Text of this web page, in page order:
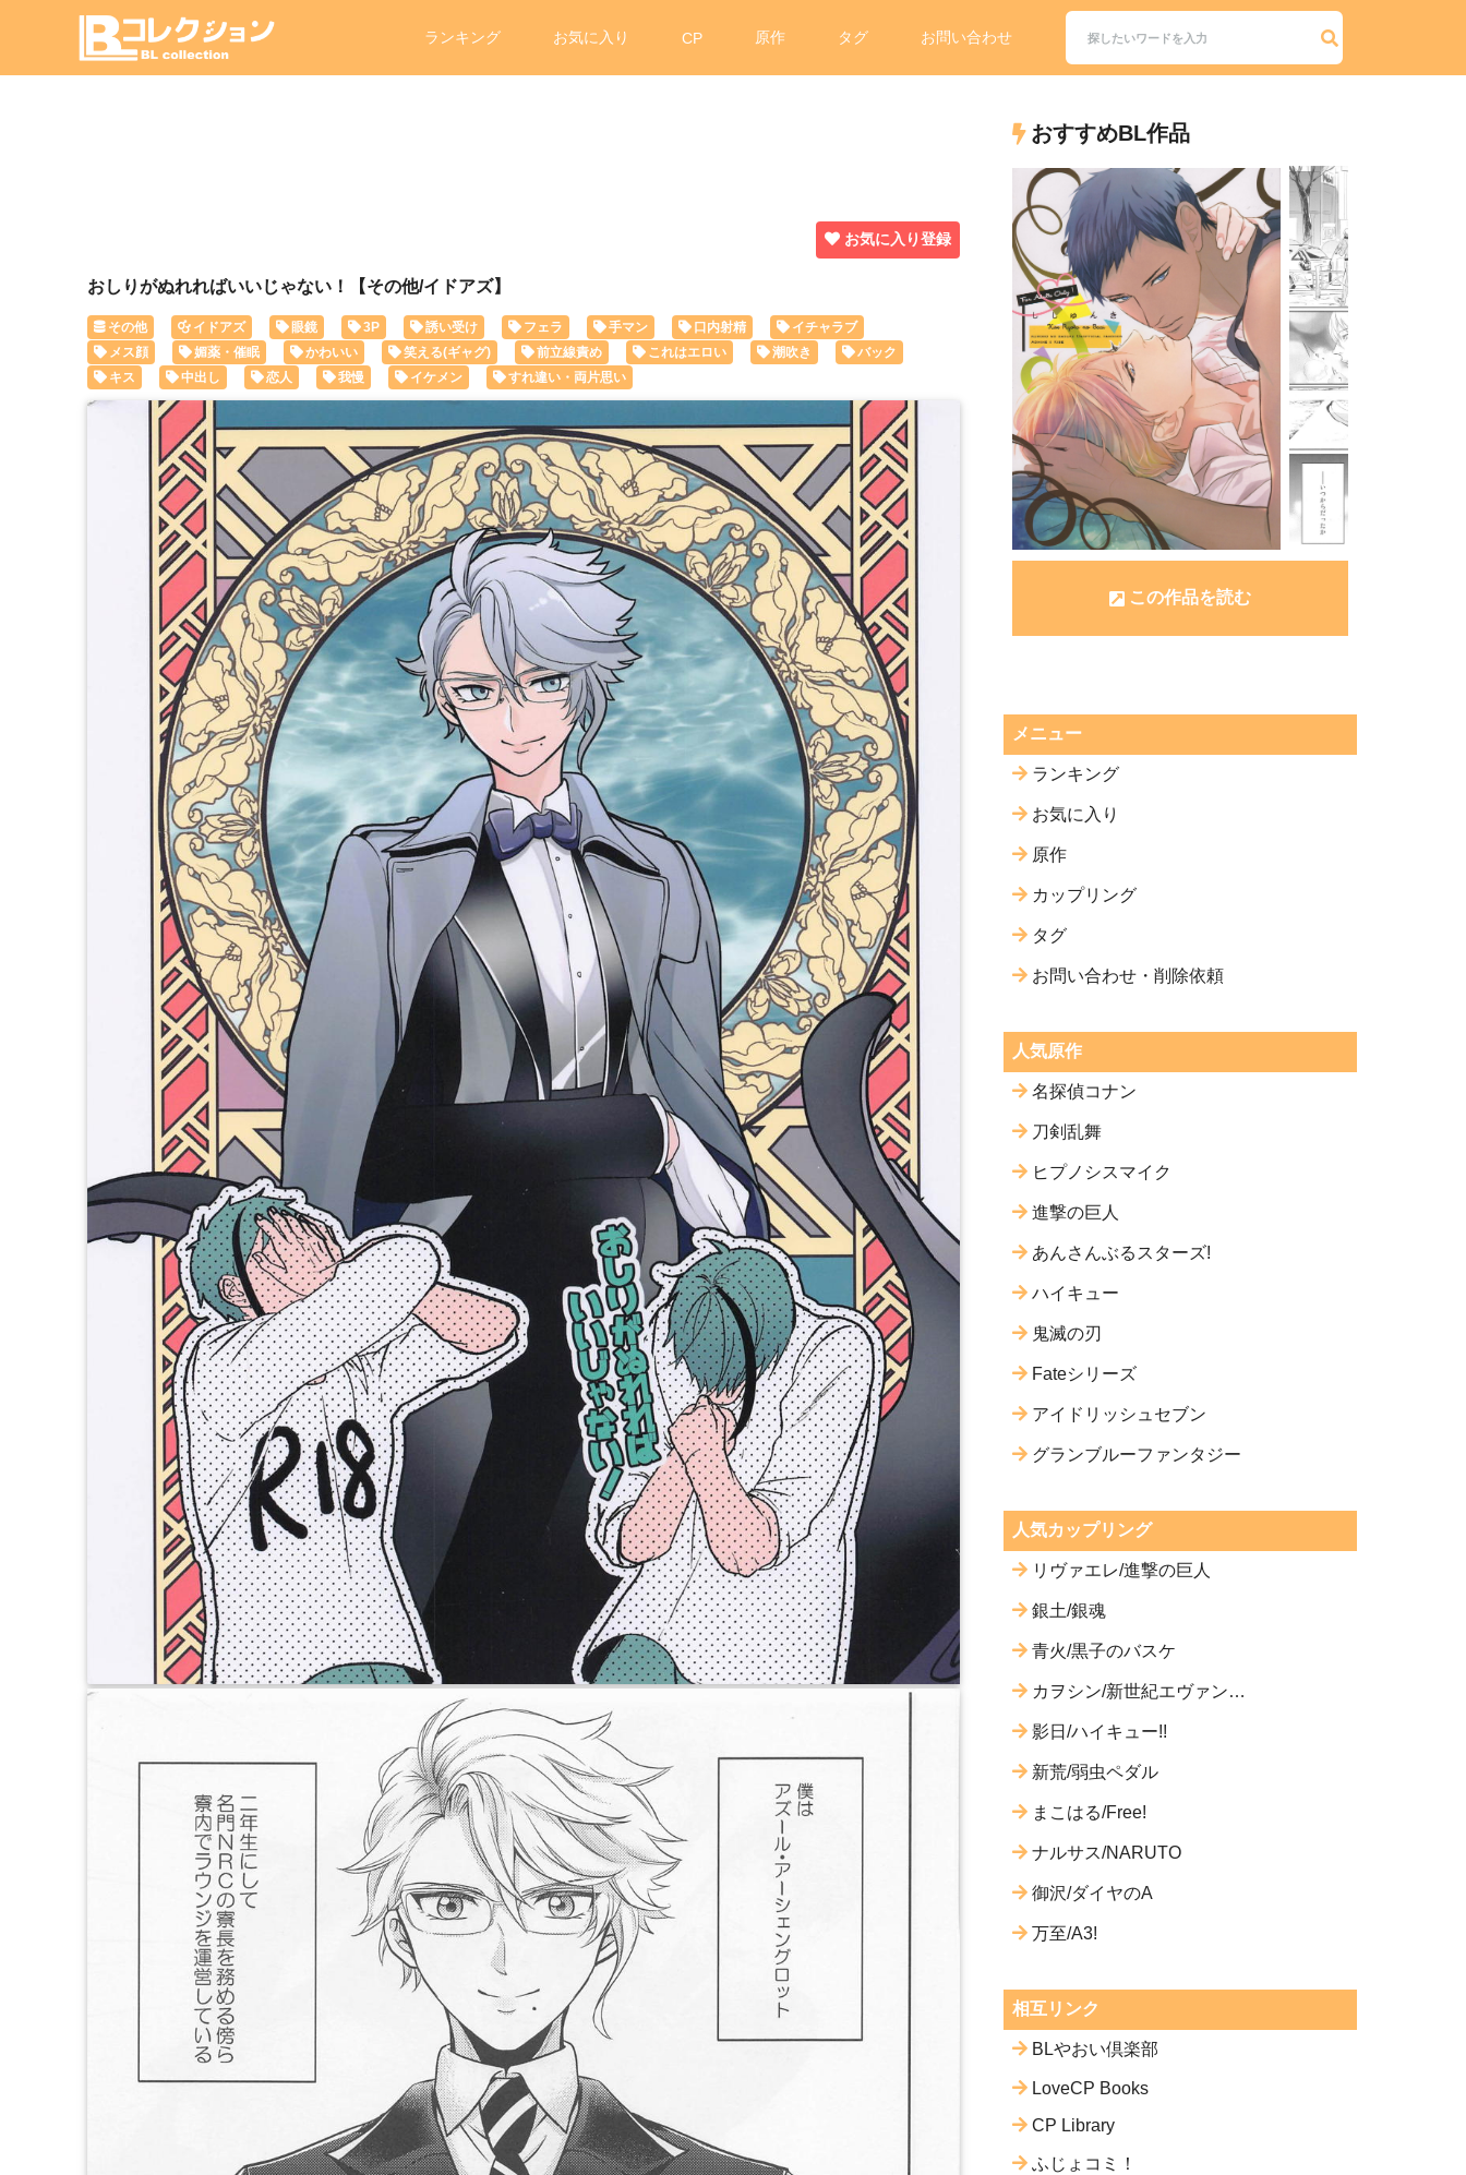
ランキング お気に入り CP 原作 タグ お問い合わせ
お気に入り登録
おしりがぬれればいいじゃない！【その他/イドアズ】
その他 イドアズ 眼鏡 3P 誘い受け フェラ 手マン 口内射精
イチャラブ
メス顔
媚薬・催眠 かわいい 笑える(ギャグ) 前立線責め これはエロい 潮吹き
バック
キス
中出し 恋人 我慢 イケメン すれ違い・両片思い
おすすめBL作品
この作品を読む
メニュー
ランキング
お気に入り
原作
カップリング
タグ
お問い合わせ・削除依頼
人気原作
名探偵コナン
刀剣乱舞
ヒプノシスマイク
進撃の巨人
あんさんぶるスターズ!
ハイキュー
鬼滅の刃
Fateシリーズ
アイドリッシュセブン
グランブルーファンタジー
人気カップリング
リヴァエレ/進撃の巨人
銀土/銀魂
青火/黒子のバスケ
カヲシン/新世紀エヴァンゲ
影日/ハイキュー!!
新荒/弱虫ペダル
まこはる/Free!
ナルサス/NARUTO
御沢/ダイヤのA
万至/A3!
相互リンク
BLやおい倶楽部
LoveCP Books
CP Library
ふじょコミ！